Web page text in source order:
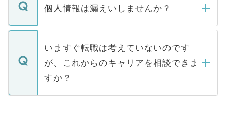
■応募殺到を避けるため 人気のある医療機
関を公にしてしまうと、応募が殺到する場
に、医療機関が求める条件に合った人材の
みを人材紹介会社に依頼するケースが増え
ています。
ん。また、仮に応募先から内定をいただい
定を承諾する必要はありません。内定先へ
の辞退の連絡はキャリアパートナーが行い
個人情報は漏えいしませんか？
個人情報が漏えいすることはありませんの
で、ご安心ください。当サイトからの登録
などで収集したご登録者様の個人情報は、
ご本人のキャリアアップおよび転職活動の
支援を目的に使用いたします。お預かりし
ているすべての個人データはご本人の許可
いますぐ転職は考えていないのです
が、これからのキャリアを相談できま
すか？